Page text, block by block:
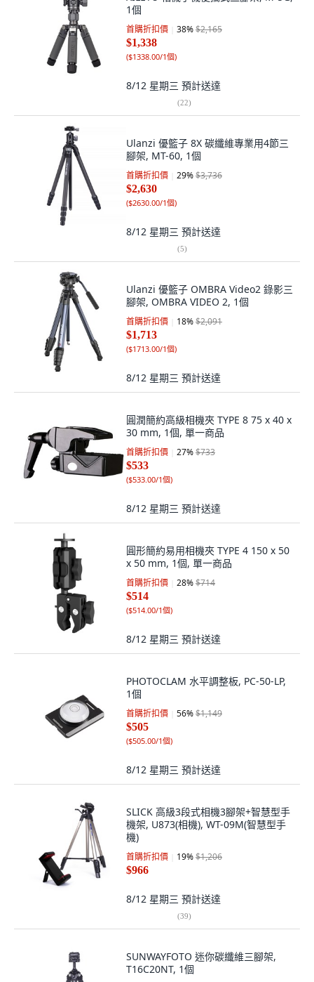
1個
首購折扣價 38%$2,165
$1,338
($1338.00/1個)
8/12 星期三 預計送達
(22)
Ulanzi 優籃子 8X 碳纖維專業用4節三
腳架, MT-60, 1個
首購折扣價 29%$3,736
$2,630
($2630.00/1個)
8/12 星期三 預計送達
(5)
Ulanzi 優籃子 OMBRA Video2 錄影三
腳架, OMBRA VIDEO 2, 1個
首購折扣價 18%$2,091
$1,713
($1713.00/1個)
8/12 星期三 預計送達
圓潤簡約高級相機夾 TYPE 8 75 x 40 x
30 mm, 1個, 單一商品
首購折扣價 27%$733
$533
($533.00/1個)
8/12 星期三 預計送達
圓形簡約易用相機夾 TYPE 4 150 x 50
x 50 mm, 1個, 單一商品
首購折扣價 28%$714
$514
($514.00/1個)
8/12 星期三 預計送達
PHOTOCLAM 水平調整板, PC-50-LP,
1個
首購折扣價 56%$1,149
$505
($505.00/1個)
8/12 星期三 預計送達
SLICK 高級3段式相機3腳架+智慧型手
機架, U873(相機), WT-09M(智慧型手
機)
首購折扣價 19%$1,206
$966
8/12 星期三 預計送達
(39)
SUNWAYFOTO 迷你碳纖維三腳架,
T16C20NT, 1個